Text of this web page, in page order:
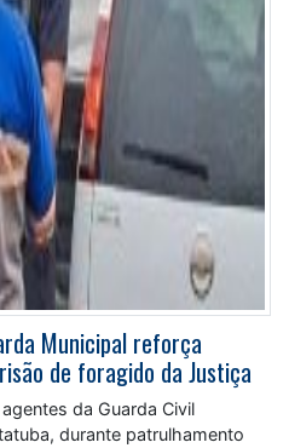
Municipal reforça
de foragido da Justiça
da Guarda Civil
durante patrulhamento